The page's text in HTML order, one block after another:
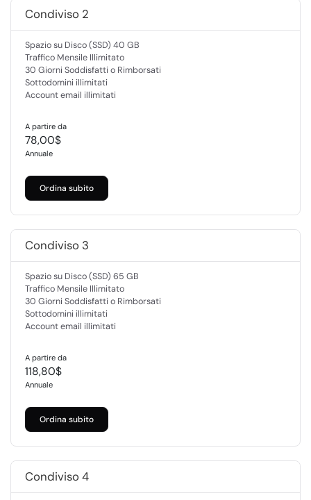
Condiviso 2
Spazio su Disco (SSD) 40 GB
Traffico Mensile Illimitato
30 Giorni Soddisfatti o Rimborsati
Sottodomini illimitati
Account email illimitati
A partire da
78,00$
Annuale
Ordina subito
Condiviso 3
Spazio su Disco (SSD) 65 GB
Traffico Mensile Illimitato
30 Giorni Soddisfatti o Rimborsati
Sottodomini illimitati
Account email illimitati
A partire da
118,80$
Annuale
Ordina subito
Condiviso 4